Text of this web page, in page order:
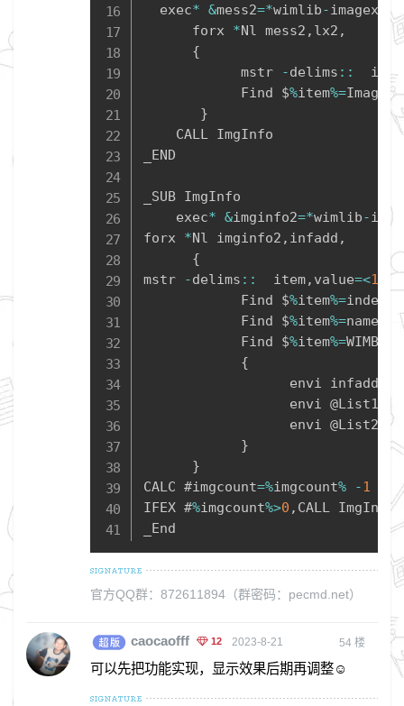
  exec
* &mess2=*wimlib-imagex
      forx
*Nl mess2 , lx2 ,
{
            mstr
-delims ::
  item
            Find $
%item%=Image
}
    CALL ImgInfo
_END
_SUB ImgInfo
    exec
* &imginfo2=*wimlib-
forx *Nl imginfo2 , infadd ,
{
mstr
-delims ::
  item
, value=<1 <
            Find $
%item%=index
            Find $
%item%=name
            Find $
%item%=
{
                  envi infadd
                  envi @List1
                  envi @List2
}
}
CALC #imgcount=%imgcount% -1
IFEX #%imgcount%>0 , CALL ImgInfo
_End
官方QQ群：872611894（群密码：pecmd.net）
caocaofff 12 2023-8-21 54 楼
可以先把功能实现，显示效果后期再调整☺️